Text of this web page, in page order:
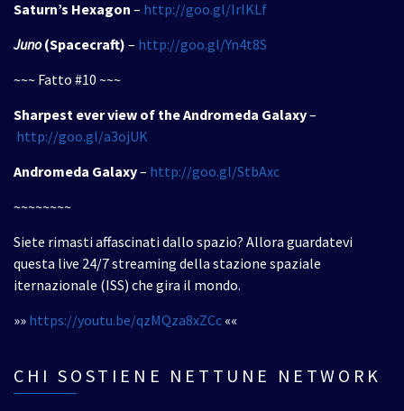
Saturn’s Hexagon – http://goo.gl/IrlKLf
Juno(Spacecraft) – http://goo.gl/Yn4t8S
~~~ Fatto #10 ~~~
Sharpest ever view of the Andromeda Galaxy–
http://goo.gl/a3ojUK
Andromeda Galaxy– http://goo.gl/StbAxc
~~~~~~~~
Siete rimasti affascinati dallo spazio? Allora guardatevi
questa live 24/7 streaming della stazione spaziale
iternazionale (ISS) che gira il mondo.
»» https://youtu.be/qzMQza8xZCc ««
CHI SOSTIENE NETTUNE NETWORK